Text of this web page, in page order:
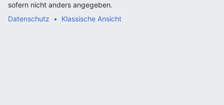
sofern nicht anders angegeben.
Datenschutz
Klassische Ansicht